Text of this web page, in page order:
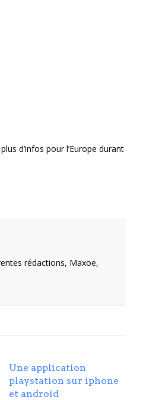
d’infos pour l’Europe durant
rédactions, Maxoe,
Une application
playstation sur iphone
et android